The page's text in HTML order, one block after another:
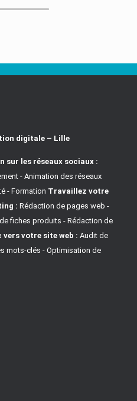
digitale – Lille
sur les réseaux sociaux :
- Animation des réseaux
- Formation Travaillez votre
: Rédaction de pages web -
fiches produits - Rédaction de
votre site web : Audit de
mots-clés - Optimisation de